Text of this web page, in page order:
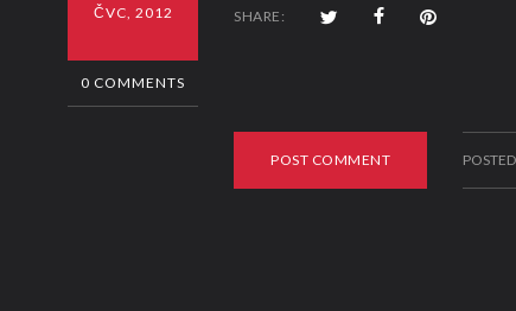
ČVC, 2012
0 COMMENTS
SHARE:
POST COMMENT